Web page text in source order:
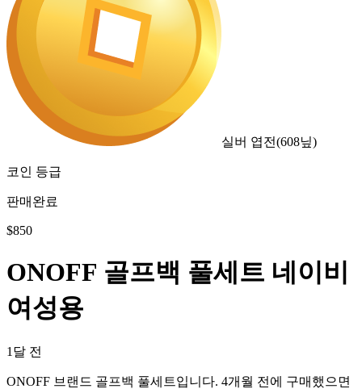
실버 엽전(608닢)
코인 등급
판매완료
$850
ONOFF 골프백 풀세트 네이비
여성용
1달 전
ONOFF 브랜드 골프백 풀세트입니다. 4개월 전에 구매했으면